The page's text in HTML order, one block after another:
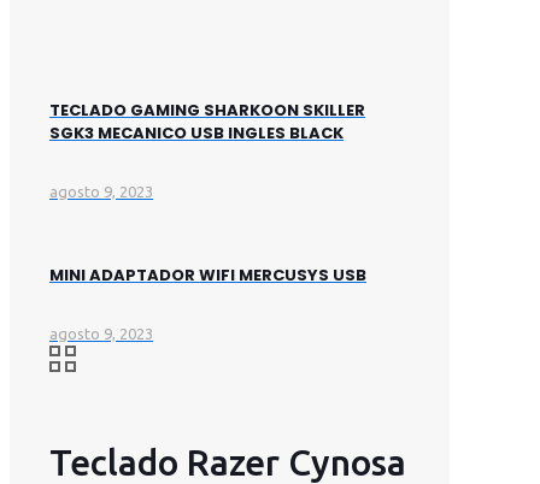
TECLADO GAMING SHARKOON SKILLER
SGK3 MECANICO USB INGLES BLACK
agosto 9, 2023
MINI ADAPTADOR WIFI MERCUSYS USB
agosto 9, 2023
Teclado Razer Cynosa